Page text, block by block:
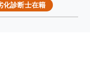
化診断士在籍